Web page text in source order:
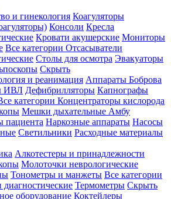
и гинекология Коагуляторы
Консоли Кресла
Кровати акушерские Мониторы
Все категории Отсасыватели
Столы для осмотра Эвакуаторы
Скрыть
и реанимация Аппараты Боброва
ИВЛ Дефибрилляторы Капнографы
категории Концентраторы кислорода
Мешки дыхательные Амбу
пациента Наркозные аппараты Насосы
Светильники Расходные материалы
Алкотестеры и принадлежности
Молоточки неврологические
Тонометры и манжеты Все категории
Термометры Скрыть
оборудование Коктейлеры